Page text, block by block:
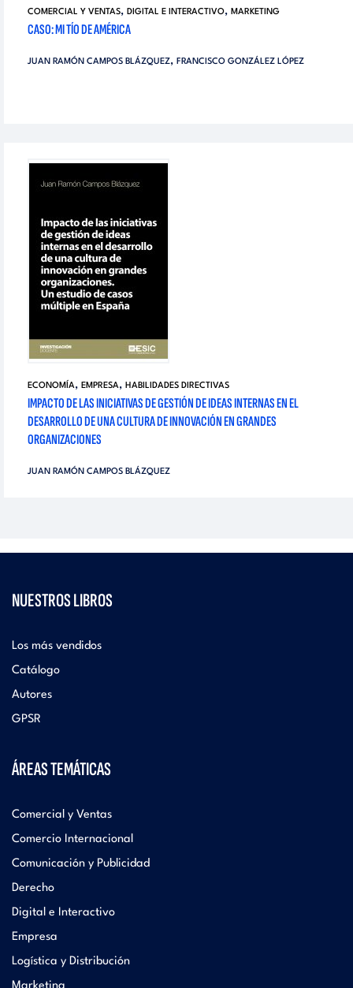
COMERCIAL Y VENTAS, DIGITAL E INTERACTIVO, MARKETING
CASO: MI TÍO DE AMÉRICA
JUAN RAMÓN CAMPOS BLÁZQUEZ, FRANCISCO GONZÁLEZ LÓPEZ
ECONOMÍA, EMPRESA, HABILIDADES DIRECTIVAS
IMPACTO DE LAS INICIATIVAS DE GESTIÓN DE IDEAS INTERNAS EN EL
DESARROLLO DE UNA CULTURA DE INNOVACIÓN EN GRANDES
ORGANIZACIONES
JUAN RAMÓN CAMPOS BLÁZQUEZ
NUESTROS LIBROS
Los más vendidos
Catálogo
Autores
GPSR
ÁREAS TEMÁTICAS
Comercial y Ventas
Comercio Internacional
Comunicación y Publicidad
Derecho
Digital e Interactivo
Empresa
Logística y Distribución